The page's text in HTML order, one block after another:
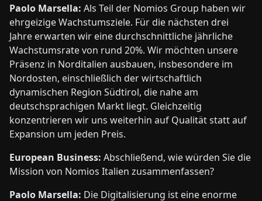
Paolo Marsella: Als Teil der Nomios Group haben wir
ehrgeizige Wachstumsziele. Für die nächsten drei
Jahre erwarten wir eine durchschnittliche jährliche
Wachstumsrate von rund 20%. Wir möchten unsere
Präsenz in Norditalien ausbauen, insbesondere im
Nordosten, einschließlich der wirtschaftlich
dynamischen Region Südtirol, die nahe am
deutschsprachigen Markt liegt. Gleichzeitig
konzentrieren wir uns weiterhin auf Qualität statt auf
Expansion um jeden Preis.
European Business: Abschließend, wie würden Sie die
Mission von Nomios Italien zusammenfassen?
Paolo Marsella: Die Digitalisierung ist eine enorme